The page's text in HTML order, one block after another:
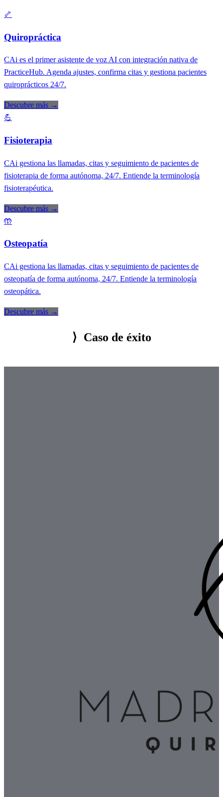
🦴
Quiropráctica
CAi es el primer asistente de voz AI con integración nativa de
PracticeHub. Agenda ajustes, confirma citas y gestiona pacientes
quiroprácticos 24/7.
Descubre más →
💪
Fisioterapia
CAi gestiona las llamadas, citas y seguimiento de pacientes de
fisioterapia de forma autónoma, 24/7. Entiende la terminología
fisioterapéutica.
Descubre más →
🤲
Osteopatía
CAi gestiona las llamadas, citas y seguimiento de pacientes de
osteopatía de forma autónoma, 24/7. Entiende la terminología
osteopática.
Descubre más →
⟩ Caso de éxito